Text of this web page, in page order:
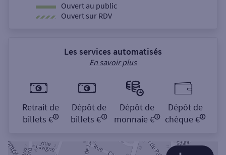
Ouvert au public
Ouvert sur RDV
Les services automatisés
En savoir plus
Retrait de
billets €
Dépôt de
billets €
Dépôt de
monnaie €
Dépôt de
chèque €